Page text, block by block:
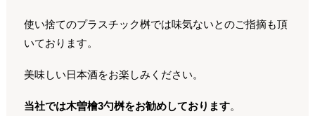
使い捨てのプラスチック桝では味気ないとのご指摘も頂
いております。
美味しい日本酒をお楽しみください。
当社では木曽檜3勺桝をお勧めしております。